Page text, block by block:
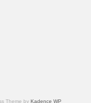
Theme by Kadence WP